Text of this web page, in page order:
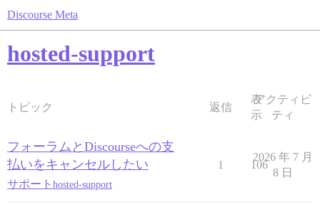
Discourse Meta
hosted-support
トピック 返信
表
示
アクティビ
ティ
フォーラムとDiscourseへの支
払いをキャンセルしたい
サポート hosted-support
1 106
2026 年 7 月
8 日